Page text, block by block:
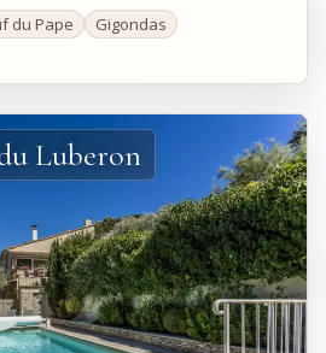
du Pape
Gigondas
Luberon